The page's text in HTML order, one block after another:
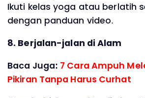
Ikuti kelas yoga atau berlatih
dengan panduan video.
8. Berjalan-jalan di Alam
Baca Juga: 7 Cara Ampuh
Pikiran Tanpa Harus Curhat